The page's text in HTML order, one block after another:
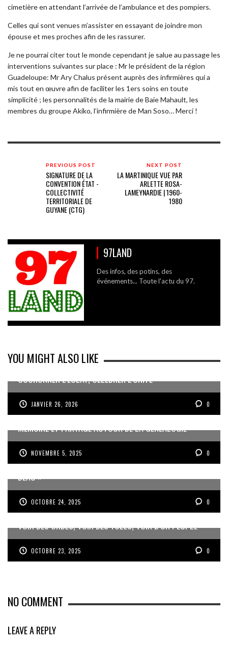
cimetière en attendant l’arrivée de l’ambulance et des pompiers.
Celles qui sont venues m’assister en essayant de joindre mon
épouse et mes proches afin de les rassurer.
Je ne pourrai citer tout le monde cependant je salue au passage les
interventions suivantes sur place : Mr le président de la région
Guadeloupe: Mr Ary Chalus présent auprès des infirmières qui a
mis tout en œuvre afin de faciliter les 1ers soins en toute
simplicité ; les personnalités de la mairie de Baie Mahault, les
membres du groupe Akiko, l’infirmière de Man Soso… Merci !
PREVIOUS POST
SIGNATURE DE LA
CONVENTION ÉTAT -
COLLECTIVITÉ
TERRITORIALE DE
GUYANE (CTG)
NEXT POST
LA MARTINIQUE VUE PAR
ARLETTE ROSA-
LAMEYNARDIE | 1960-
1980
97LAND
Des infos, des potins, des
événements... Toute l'actu du 97.
YOU MIGHT ALSO LIKE
COURONNER L’ÉCLAT, CÉLÉBRER L’UNITÉ
JANVIER 26, 2026 0
MÉMOIRE ET PARTAGE AUTOUR DE LA GÉNÉALOGIE
NOVEMBRE 5, 2025 0
JEAN-PIERRE VOLET : « L’OBJECTIF EST DE PRODUIRE DU
BEAU »
OCTOBRE 24, 2025 0
VOIX DES ONDES, VOIX DES YOLES, VOIX D’UN PEUPLE
OCTOBRE 23, 2025 0
NO COMMENT
LEAVE A REPLY